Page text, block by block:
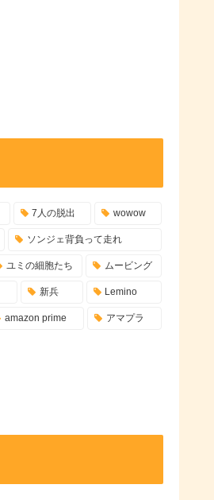
7人の脱出 wowow
ソンジェ背負って走れ
ユミの細胞たち ムービング
新兵 Lemino
amazon prime アマプラ